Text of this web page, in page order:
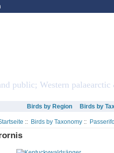
public; Western
Birds by Region Birds by
:: Birds by Taxonomy ::